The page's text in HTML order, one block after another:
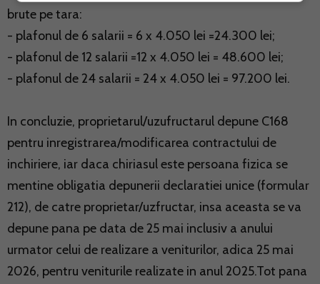
brute pe tara:
- plafonul de 6 salarii = 6 x 4.050 lei =24.300 lei;
- plafonul de 12 salarii =12 x 4.050 lei = 48.600 lei;
- plafonul de 24 salarii = 24 x 4.050 lei = 97.200 lei.
In concluzie, proprietarul/uzufructarul depune C168
pentru inregistrarea/modificarea contractului de
inchiriere, iar daca chiriasul este persoana fizica se
mentine obligatia depunerii declaratiei unice (formular
212), de catre proprietar/uzfructar, insa aceasta se va
depune pana pe data de 25 mai inclusiv a anului
urmator celui de realizare a veniturilor, adica 25 mai
2026, pentru veniturile realizate in anul 2025.Tot pana